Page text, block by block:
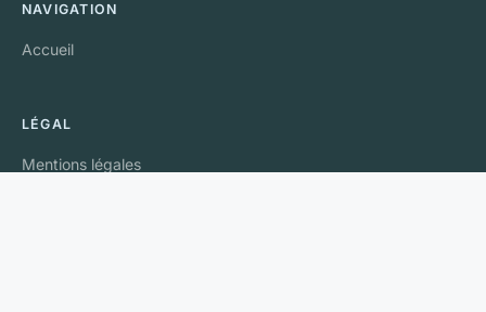
NAVIGATION
Accueil
LÉGAL
Mentions légales